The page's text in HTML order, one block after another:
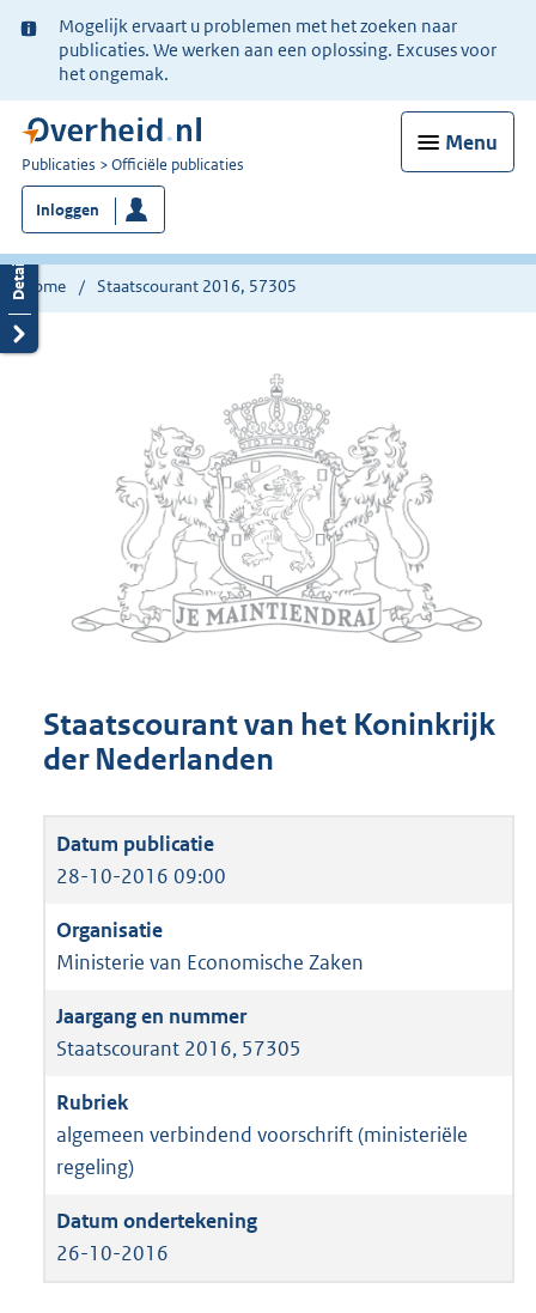
Ter
informatie:
Mogelijk ervaart u problemen met het zoeken naar
publicaties. We werken aan een oplossing. Excuses voor
het ongemak.
Menu
U
bent
nu
hier:
Publicaties Officiële publicaties
Inloggen
Home Staatscourant 2016, 57305
Staatscourant van het Koninkrijk
der Nederlanden
28-10-2016 09:00
Ministerie van Economische Zaken
Staatscourant 2016, 57305
algemeen verbindend voorschrift (ministeriële
regeling)
26-10-2016